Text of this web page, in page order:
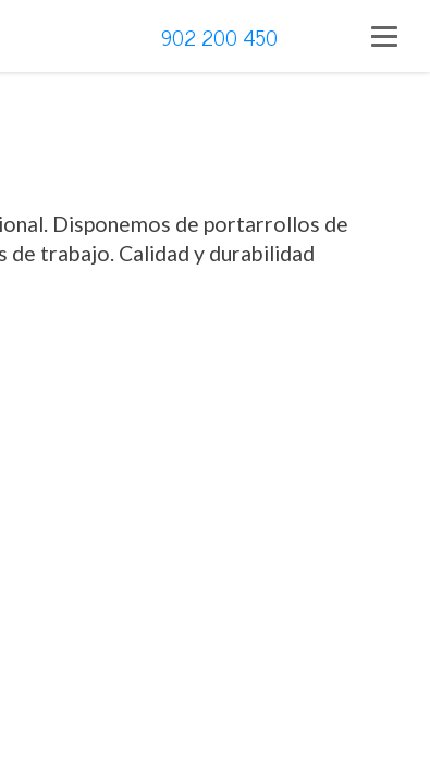
902 200 450
Disponemos de portarrollos de
trabajo. Calidad y durabilidad